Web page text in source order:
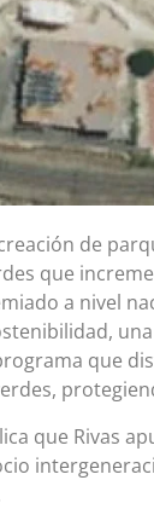
de
que
a nivel
que
que Rivas